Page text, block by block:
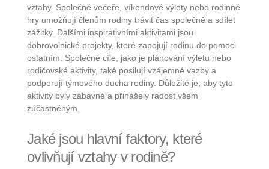
vztahy. Společné večeře, víkendové výlety nebo rodinné
hry umožňují členům rodiny trávit čas společně a sdílet
zážitky. Dalšími inspirativními aktivitami jsou
dobrovolnické projekty, které zapojují rodinu do pomoci
ostatním. Společné cíle, jako je plánování výletu nebo
rodičovské aktivity, také posilují vzájemné vazby a
podporují týmového ducha rodiny. Důležité je, aby tyto
aktivity byly zábavné a přinášely radost všem
zúčastněným.
Jaké jsou hlavní faktory, které
ovlivňují vztahy v rodině?